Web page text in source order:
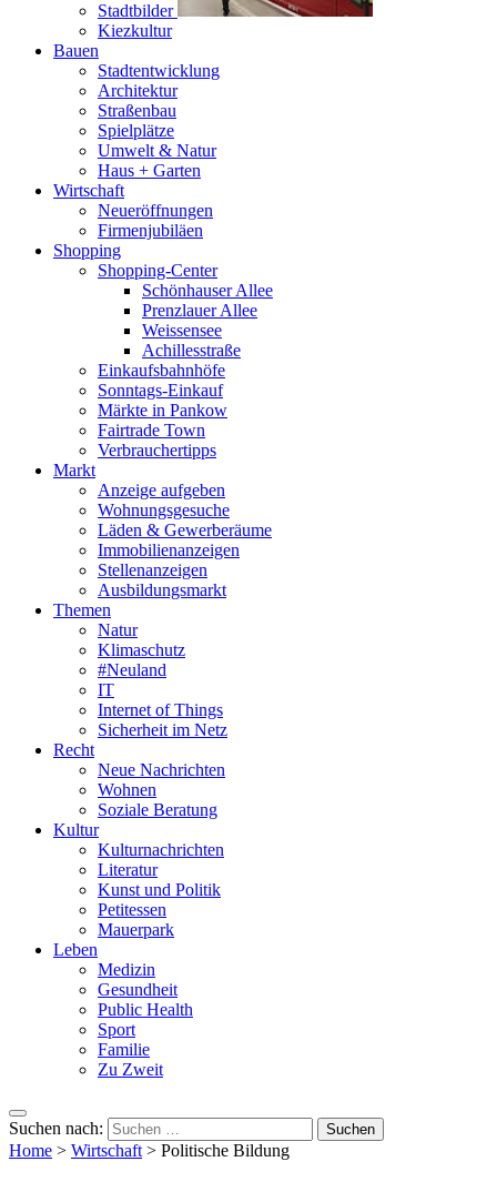
Stadtbilder
Kiezkultur
Bauen
Stadtentwicklung
Architektur
Straßenbau
Spielplätze
Umwelt & Natur
Haus + Garten
Wirtschaft
Neueröffnungen
Firmenjubiläen
Shopping
Shopping-Center
Schönhauser Allee
Prenzlauer Allee
Weissensee
Achillesstraße
Einkaufsbahnhöfe
Sonntags-Einkauf
Märkte in Pankow
Fairtrade Town
Verbrauchertipps
Markt
Anzeige aufgeben
Wohnungsgesuche
Läden & Gewerberäume
Immobilienanzeigen
Stellenanzeigen
Ausbildungsmarkt
Themen
Natur
Klimaschutz
#Neuland
IT
Internet of Things
Sicherheit im Netz
Recht
Neue Nachrichten
Wohnen
Soziale Beratung
Kultur
Kulturnachrichten
Literatur
Kunst und Politik
Petitessen
Mauerpark
Leben
Medizin
Gesundheit
Public Health
Sport
Familie
Zu Zweit
Suchen nach:
Home > Wirtschaft> Politische Bildung